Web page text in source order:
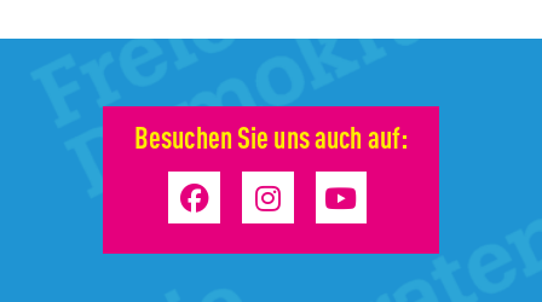
Besuchen Sie uns auch auf: